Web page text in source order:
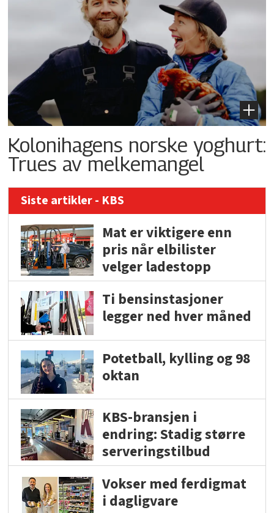
Kolonihagens norske yoghurt:
Trues av melkemangel
Siste artikler - KBS
Mat er viktigere enn
pris når elbilister
velger ladestopp
Ti bensinstasjoner
legger ned hver måned
Potetball, kylling og 98
oktan
KBS-bransjen i
endring: Stadig større
serveringstilbud
Vokser med ferdigmat
i dagligvare